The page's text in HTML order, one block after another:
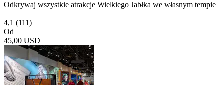
Odkrywaj wszystkie atrakcje Wielkiego Jabłka we własnym tempie
4,1 (111)
Od
45,00 USD